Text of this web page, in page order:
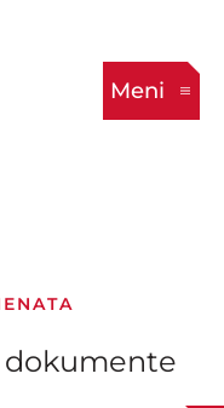
Meni
dokumente